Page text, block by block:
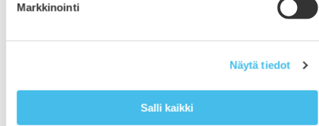
Markkinointi
Näytä tiedot
Salli kaikki